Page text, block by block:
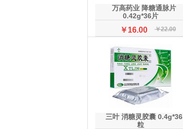
万高药业 降糖通脉片
0.42g*36片
￥16.00 ￥22.00
三叶 消糖灵胶囊 0.4g*36
粒